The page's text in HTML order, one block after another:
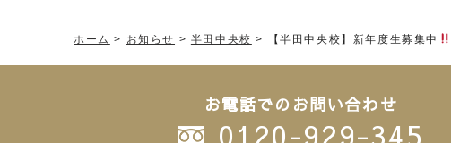
ホーム > お知らせ > 半田中央校 > 【半田中央校】新年度生募集中
お電話でのお問い合わせ
0120-929-345